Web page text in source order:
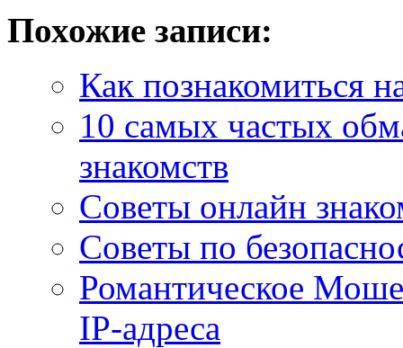
Похожие записи:
Как познакомиться
10 самых частых
знакомств
Советы онлайн
Советы по
Романтическое
IP-адреса